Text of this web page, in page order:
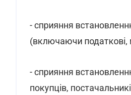
- сприяння
(включаючи податкові,
- сприяння
покупців,